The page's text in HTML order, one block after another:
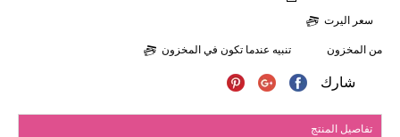
سعر اليرت
من المخزون تنبيه عندما تكون في المخزون
شارك
تفاصيل المنتج